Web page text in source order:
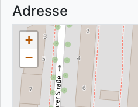
Adresse
+
−